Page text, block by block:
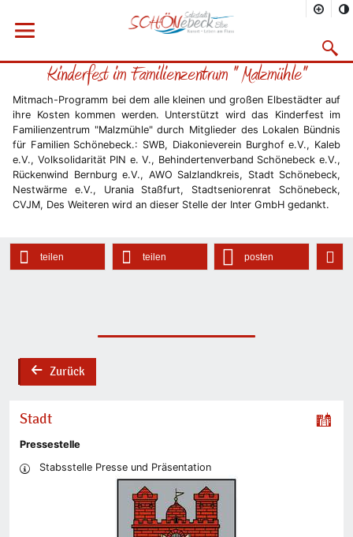
Menü öffnen
Vorheriges Bild
Startseite
Rathaus
Aktuelles 2011
Kinderfest im Familienzentrum " Malzmühle"
Mitmach-Programm bei dem alle kleinen und großen Elbestädter auf
ihre Kosten kommen werden. Unterstützt wird das Kinderfest im
Familienzentrum "Malzmühle" durch Mitglieder des Lokalen Bündnis
für Familien Schönebeck.: SWB, Diakonieverein Burghof e.V., Kaleb
e.V., Volksolidarität PIN e. V., Behindertenverband Schönebeck e.V.,
Rückenwind Bernburg e.V., AWO Salzlandkreis, Stadt Schönebeck,
Nestwärme e.V., Urania Staßfurt, Stadtseniorenrat Schönebeck,
CVJM, Des Weiteren wird an dieser Stelle der Inter GmbH gedankt.
teilen teilen posten
backZurück
Stadt
Pressestelle
Stabsstelle Presse und Präsentation